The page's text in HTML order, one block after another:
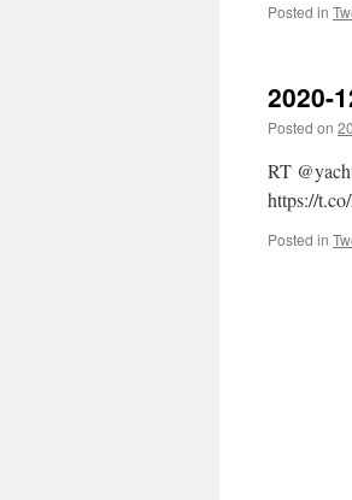
Posted in
2020-
Posted on
RT
https://
Posted in